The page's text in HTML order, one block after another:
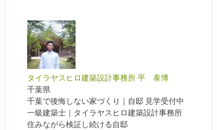
タイラヤスヒロ建築設計事務所 平 泰博
千葉県
千葉で後悔しない家づくり｜自邸 見学受付中
一級建築士｜タイラヤスヒロ建築設計事務所
住みながら検証し続ける自邸